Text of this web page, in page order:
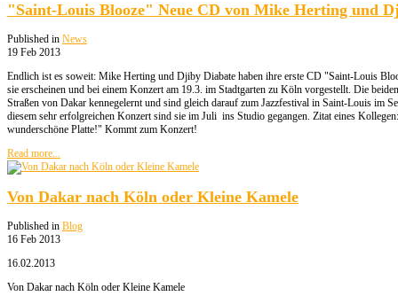
"Saint-Louis Blooze" Neue CD von Mike Herting und
Published in News
19 Feb 2013
Endlich ist es soweit: Mike Herting und Djiby Diabate haben ihre erste CD "Saint-Louis
sie erscheinen und bei einem Konzert am 19.3. im Stadtgarten zu Köln vorgestellt. Die
Straßen von Dakar kennegelernt und sind gleich darauf zum Jazzfestival in Saint-Louis im
diesem sehr erfolgreichen Konzert sind sie im Juli ins Studio gegangen. Zitat eines
wunderschöne Platte!" Kommt zum Konzert!
Read more...
Von Dakar nach Köln oder Kleine Kamele
Published in Blog
16 Feb 2013
16.02.2013
Von Dakar nach Köln oder Kleine Kamele